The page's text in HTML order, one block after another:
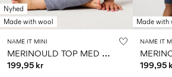
Nyhed
Made with wool
NAME IT MINI
M
ERINOULD TOP MED LANGE ÆRMER
199,95 kr
Made with
NAME IT
199,95